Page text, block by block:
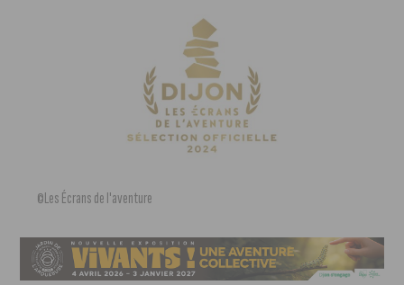
©Les Écrans de l'aventure